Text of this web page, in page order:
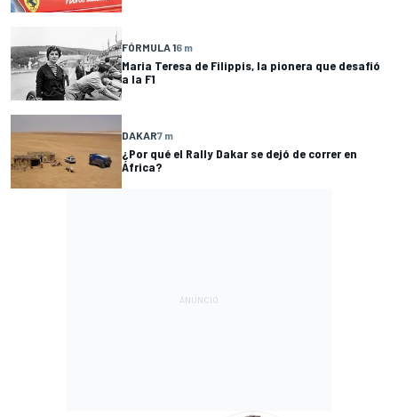
FÓRMULA 16 m
Maria Teresa de Filippis, la pionera que desafió
a la F1
DAKAR7 m
¿Por qué el Rally Dakar se dejó de correr en
África?